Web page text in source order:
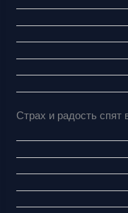
Страх и радость спят